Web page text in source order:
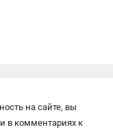
на сайте, вы
в комментариях к